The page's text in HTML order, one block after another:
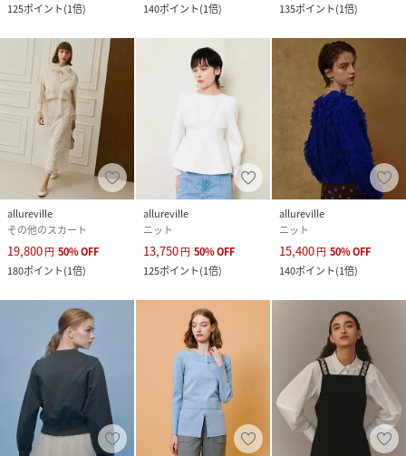
125ポイント(1倍)
140ポイント(1倍)
135ポイント(1倍)
allureville
その他のスカート
19,800円 50%OFF
180ポイント(1倍)
allureville
ニット
13,750円 50%OFF
125ポイント(1倍)
allureville
ニット
15,400円 50%OFF
140ポイント(1倍)